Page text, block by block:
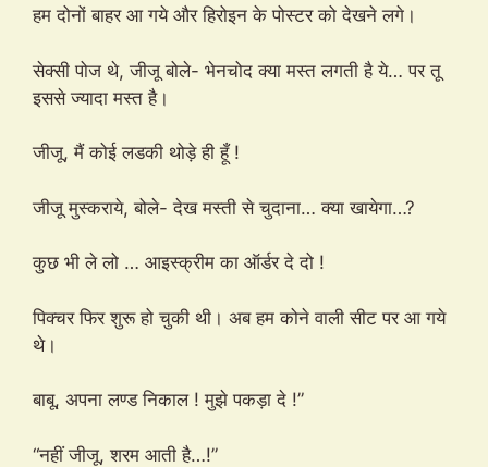
हम दोनों बाहर आ गये और हिरोइन के पोस्टर को देखने लगे।
सेक्सी पोज थे, जीजू बोले- भेनचोद क्या मस्त लगती है ये… पर तू
इससे ज्यादा मस्त है।
जीजू, मैं कोई लडकी थोड़े ही हूँ !
जीजू मुस्कराये, बोले- देख मस्ती से चुदाना… क्या खायेगा…?
कुछ भी ले लो … आइस्क्रीम का ऑर्डर दे दो !
पिक्चर फिर शुरू हो चुकी थी। अब हम कोने वाली सीट पर आ गये
थे।
बाबू, अपना लण्ड निकाल ! मुझे पकड़ा दे !”
“नहीं जीजू, शरम आती है…!”